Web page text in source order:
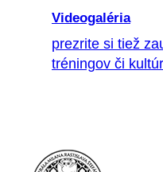
Videogaléria
prezrite si tiež
tréningov či